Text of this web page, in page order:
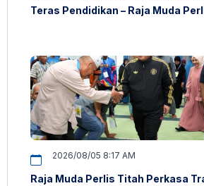
Teras Pendidikan – Raja Muda
2026/08/05 8:17 AM
Raja Muda Perlis Titah Perkasa